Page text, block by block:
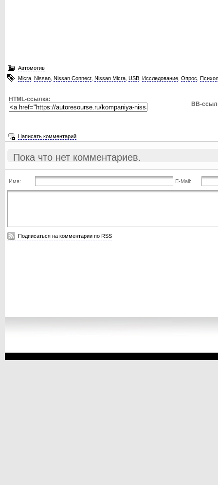
Автомотив
Micra Nissan Nissan Connect Nissan Micra USB Исследование Опрос
HTML-ссылка:
BB-
Написать комментарий
Пока что нет комментариев.
Имя: E-Mail:
Подписаться на комментарии по RSS